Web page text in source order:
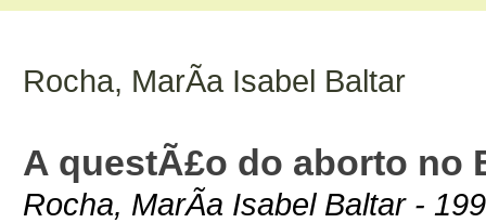
Rocha, MarÃ­a Isabel Baltar
A questÃ£o do aborto no
Rocha, MarÃ­a Isabel Baltar -